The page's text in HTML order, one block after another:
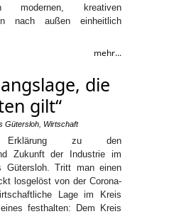
kreativen
nach außen einheitlich
mehr...
die
gilt“
Gütersloh Wirtschaft
Erklärung zu den
Zukunft der Industrie im
Gütersloh. Tritt man einen
losgelöst von der Corona-
Lage im Kreis
festhalten: Dem Kreis